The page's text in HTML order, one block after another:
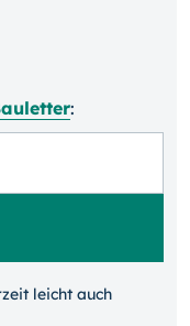
:
leicht auch